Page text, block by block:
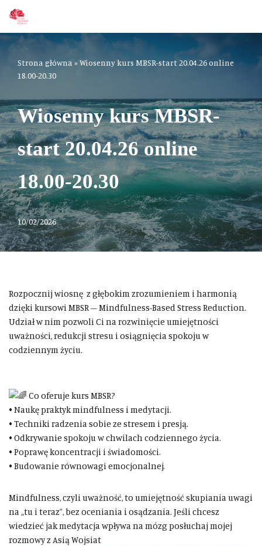
Przejdź
do
treści
Strona główna »Wiosenny kurs MBSR-start 20.04.26 online
18.00-20.30
Wiosenny kurs MBSR-
start 20.04.26 online
18.00-20.30
10/02/2026
Rozpocznij wiosnę z głębokim zrozumieniem i harmonią
dzięki kursowi MBSR – Mindfulness-Based Stress Reduction.
Udział w nim pozwoli Ci na rozwinięcie umiejętności
uważności, redukcji stresu i osiągnięcia spokoju w
codziennym życiu.
Co oferuje kurs MBSR?
• Naukę praktyk mindfulness i medytacji.
• Techniki radzenia sobie ze stresem i presją.
• Odkrywanie spokoju w chwilach codziennego życia.
• Poprawę koncentracji i świadomości.
• Budowanie równowagi emocjonalnej.
Mindfulness, czyli uważność, to umiejętność skupiania uwagi
na „tu i teraz”, bez oceniania i osądzania. Jeśli chcesz
wiedzieć jak medytacja wpływa na mózg posłuchaj mojej
rozmowy z Asią Wojsiat